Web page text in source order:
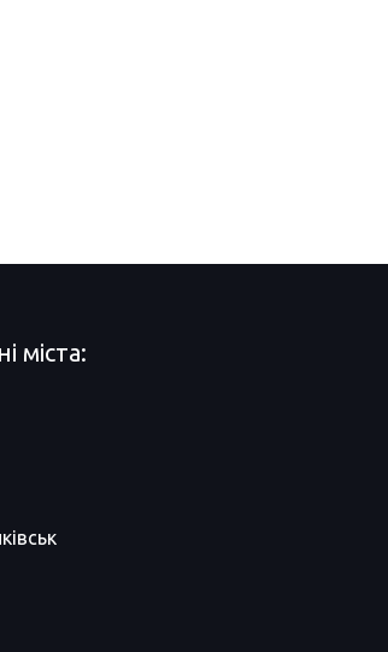
міста: